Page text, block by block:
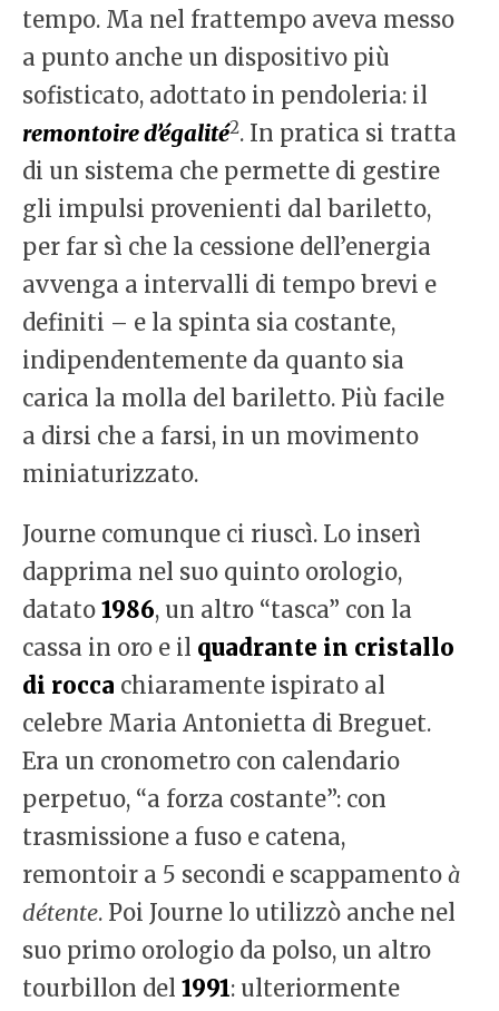
tempo. Ma nel frattempo aveva messo
a punto anche un dispositivo più
sofisticato, adottato in pendoleria: il
remontoire d’égalité2. In pratica si tratta
di un sistema che permette di gestire
gli impulsi provenienti dal bariletto,
per far sì che la cessione dell’energia
avvenga a intervalli di tempo brevi e
definiti – e la spinta sia costante,
indipendentemente da quanto sia
carica la molla del bariletto. Più facile
a dirsi che a farsi, in un movimento
miniaturizzato.
Journe comunque ci riuscì. Lo inserì
dapprima nel suo quinto orologio,
datato 1986, un altro “tasca” con la
cassa in oro e il quadrante in cristallo
di rocca chiaramente ispirato al
celebre Maria Antonietta di Breguet.
Era un cronometro con calendario
perpetuo, “a forza costante”: con
trasmissione a fuso e catena,
remontoir a 5 secondi e scappamento à
détente. Poi Journe lo utilizzò anche nel
suo primo orologio da polso, un altro
tourbillon del 1991: ulteriormente